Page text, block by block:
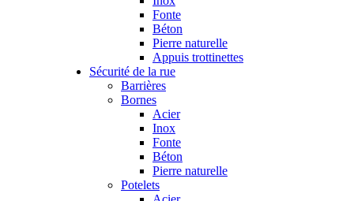
Fonte
Béton
Pierre naturelle
Appuis trottinettes
Sécurité de la rue
Barrières
Bornes
Acier
Inox
Fonte
Béton
Pierre naturelle
Potelets